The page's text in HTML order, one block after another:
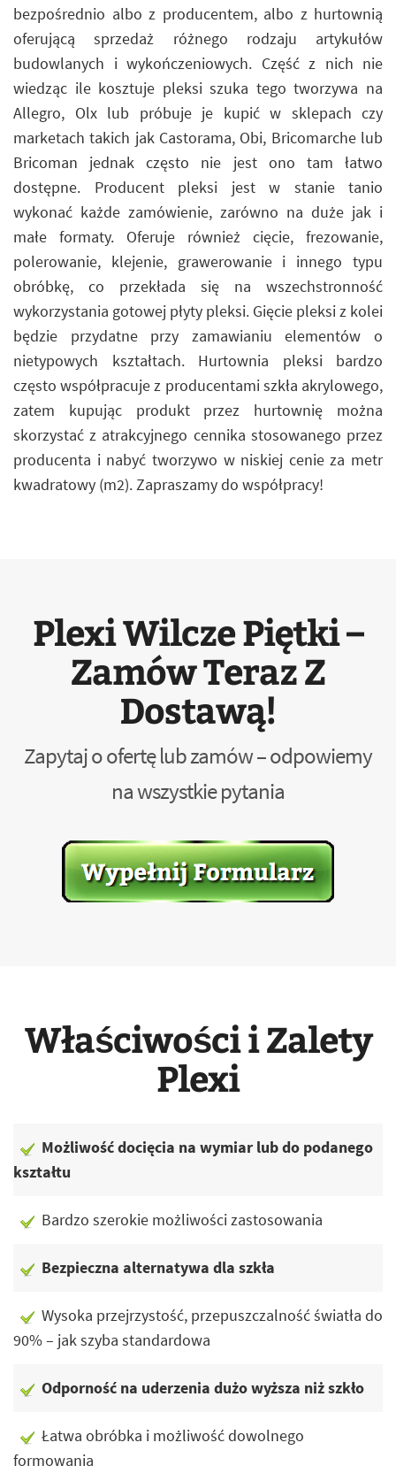
bezpośrednio albo z producentem, albo z hurtownią
oferującą sprzedaż różnego rodzaju artykułów
budowlanych i wykończeniowych. Część z nich nie
wiedząc ile kosztuje pleksi szuka tego tworzywa na
Allegro, Olx lub próbuje je kupić w sklepach czy
marketach takich jak Castorama, Obi, Bricomarche lub
Bricoman jednak często nie jest ono tam łatwo
dostępne. Producent pleksi jest w stanie tanio
wykonać każde zamówienie, zarówno na duże jak i
małe formaty. Oferuje również cięcie, frezowanie,
polerowanie, klejenie, grawerowanie i innego typu
obróbkę, co przekłada się na wszechstronność
wykorzystania gotowej płyty pleksi. Gięcie pleksi z kolei
będzie przydatne przy zamawianiu elementów o
nietypowych kształtach. Hurtownia pleksi bardzo
często współpracuje z producentami szkła akrylowego,
zatem kupując produkt przez hurtownię można
skorzystać z atrakcyjnego cennika stosowanego przez
producenta i nabyć tworzywo w niskiej cenie za metr
kwadratowy (m2). Zapraszamy do współpracy!
Plexi Wilcze Piętki –
Zamów Teraz Z
Dostawą!
Zapytaj o ofertę lub zamów – odpowiemy
na wszystkie pytania
Właściwości i Zalety
Plexi
Możliwość docięcia na wymiar lub do podanego
kształtu
Bardzo szerokie możliwości zastosowania
Bezpieczna alternatywa dla szkła
Wysoka przejrzystość, przepuszczalność światła do
90% – jak szyba standardowa
Odporność na uderzenia dużo wyższa niż szkło
Łatwa obróbka i możliwość dowolnego
formowania